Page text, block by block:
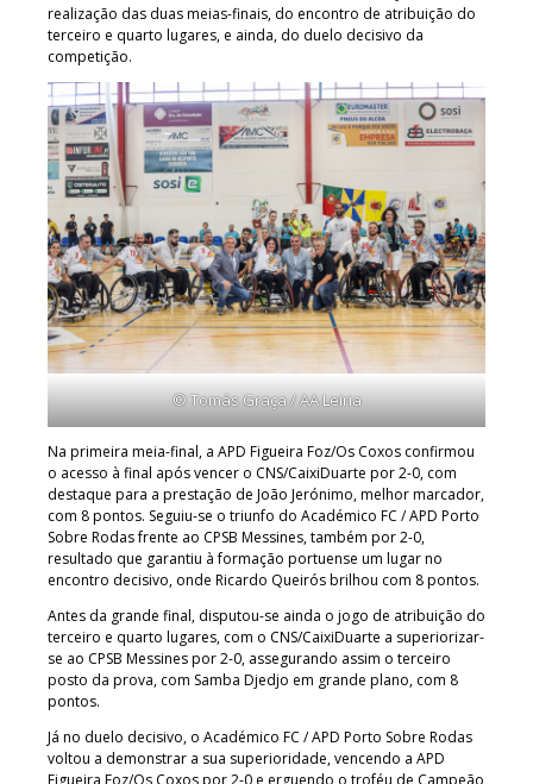
realização das duas meias-finais, do encontro de atribuição do
terceiro e quarto lugares, e ainda, do duelo decisivo da
competição.
© Tomás Graça / AA Leiria
Na primeira meia-final, a APD Figueira Foz/Os Coxos confirmou
o acesso à final após vencer o CNS/CaixiDuarte por 2-0, com
destaque para a prestação de João Jerónimo, melhor marcador,
com 8 pontos. Seguiu-se o triunfo do Académico FC / APD Porto
Sobre Rodas frente ao CPSB Messines, também por 2-0,
resultado que garantiu à formação portuense um lugar no
encontro decisivo, onde Ricardo Queirós brilhou com 8 pontos.
Antes da grande final, disputou-se ainda o jogo de atribuição do
terceiro e quarto lugares, com o CNS/CaixiDuarte a superiorizar-
se ao CPSB Messines por 2-0, assegurando assim o terceiro
posto da prova, com Samba Djedjo em grande plano, com 8
pontos.
Já no duelo decisivo, o Académico FC / APD Porto Sobre Rodas
voltou a demonstrar a sua superioridade, vencendo a APD